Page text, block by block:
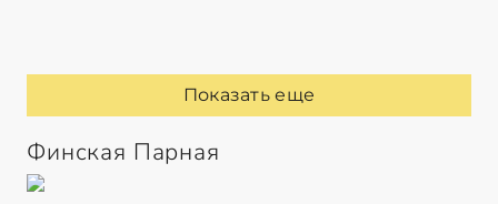
Показать еще
Финская Парная